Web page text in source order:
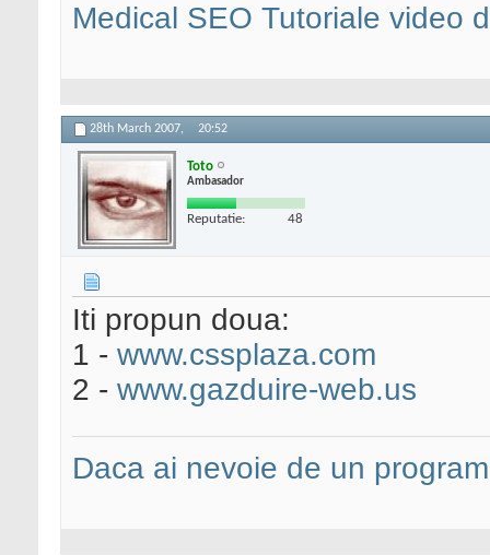
Medical SEO Tutoriale video
28th March 2007, 20:52
Toto
Ambasador
Reputatie: 48
Iti propun doua:
1 - www.cssplaza.com
2 - www.gazduire-web.us
Daca ai nevoie de un